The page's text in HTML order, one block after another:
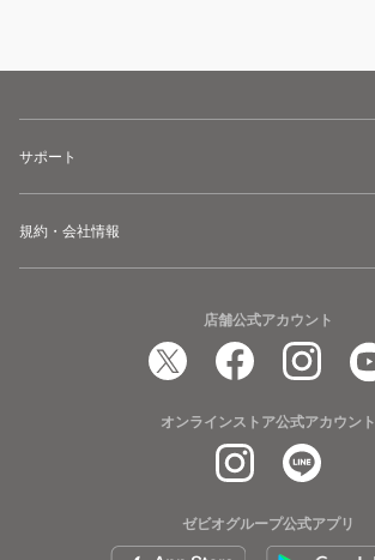
サポート
規約・会社情報
店舗公式アカウント
オンラインストア公式アカウント
ゼビオグループ公式アプリ